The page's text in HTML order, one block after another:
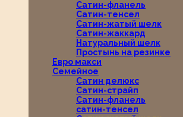
Сатин-фланель
Сатин-тенсел
Сатин-жатый шелк
Сатин-жаккард
Натуральный шелк
Простынь на резинке
Евро макси
Семейное
Сатин делюкс
Сатин-страйп
Сатин-фланель
сатин-тенсел